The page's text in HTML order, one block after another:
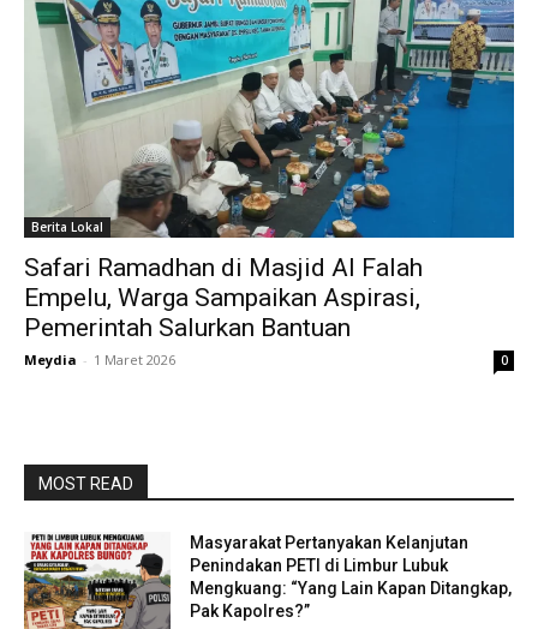
Berita Lokal
Safari Ramadhan di Masjid Al Falah
Empelu, Warga Sampaikan Aspirasi,
Pemerintah Salurkan Bantuan
Meydia - 1 Maret 2026 0
MOST READ
Masyarakat Pertanyakan Kelanjutan
Penindakan PETI di Limbur Lubuk
Mengkuang: “Yang Lain Kapan Ditangkap,
Pak Kapolres?”